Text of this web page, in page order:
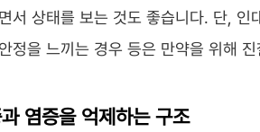
서 상태를 보는 것도 좋습니다. 단,
정을 느끼는 경우 등은 만약을 위해
염증을 억제하는 구조